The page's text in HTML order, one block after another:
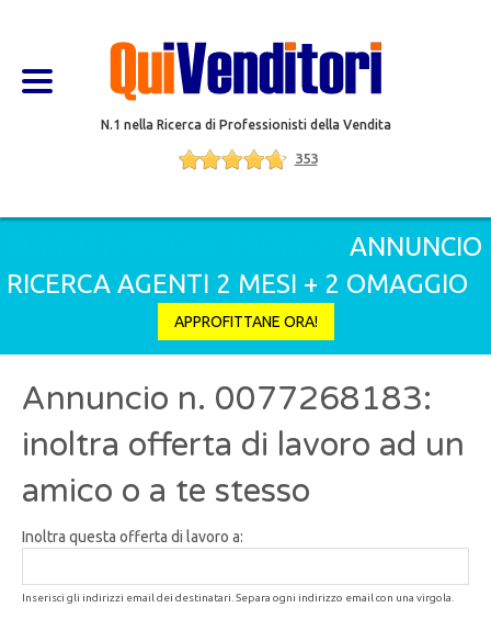
N.1 nella Ricerca di Professionisti della Vendita
353
ANNUNCIO
RICERCA AGENTI 2 MESI + 2 OMAGGIO
APPROFITTANE ORA!
Annuncio n. 0077268183:
inoltra offerta di lavoro ad un
amico o a te stesso
Inoltra questa offerta di lavoro a:
Inserisci gli indirizzi email dei destinatari. Separa ogni indirizzo email con una virgola.